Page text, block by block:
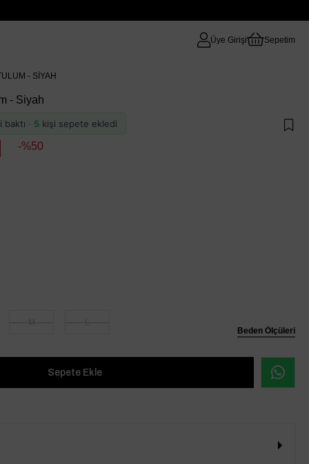
Üye Girişi Sepetim
- SIYAH
- Siyah
baktı · 5 kişi sepete ekledi
50
Beden Ölçüleri